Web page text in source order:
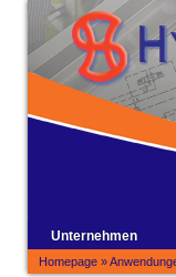
Unternehmen
Homepage »